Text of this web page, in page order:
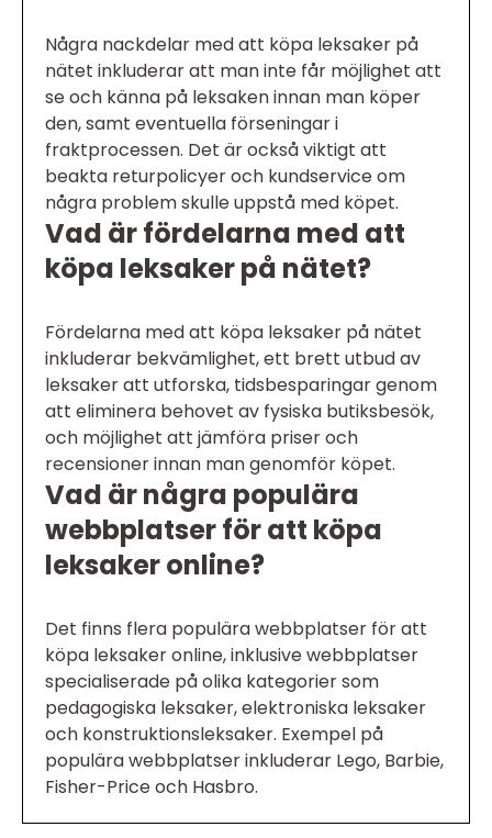
Några nackdelar med att köpa leksaker på
nätet inkluderar att man inte får möjlighet att
se och känna på leksaken innan man köper
den, samt eventuella förseningar i
fraktprocessen. Det är också viktigt att
beakta returpolicyer och kundservice om
några problem skulle uppstå med köpet.
Vad är fördelarna med att
köpa leksaker på nätet?
Fördelarna med att köpa leksaker på nätet
inkluderar bekvämlighet, ett brett utbud av
leksaker att utforska, tidsbesparingar genom
att eliminera behovet av fysiska butiksbesök,
och möjlighet att jämföra priser och
recensioner innan man genomför köpet.
Vad är några populära
webbplatser för att köpa
leksaker online?
Det finns flera populära webbplatser för att
köpa leksaker online, inklusive webbplatser
specialiserade på olika kategorier som
pedagogiska leksaker, elektroniska leksaker
och konstruktionsleksaker. Exempel på
populära webbplatser inkluderar Lego, Barbie,
Fisher-Price och Hasbro.